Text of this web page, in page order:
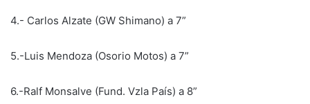
4.- Carlos Alzate (GW Shimano) a 7”
5.-Luis Mendoza (Osorio Motos) a 7”
6.-Ralf Monsalve (Fund. Vzla País) a 8”